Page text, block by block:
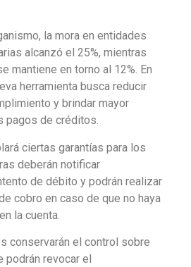
la mora en entidades
alcanzó el 25%, mientras
mantiene en torno al 12%. En
herramienta busca reducir
y brindar mayor
pagos de créditos.
ciertas garantías para los
deberán notificar
de débito y podrán realizar
cobro en caso de que no haya
la cuenta.
conservarán el control sobre
podrán revocar el